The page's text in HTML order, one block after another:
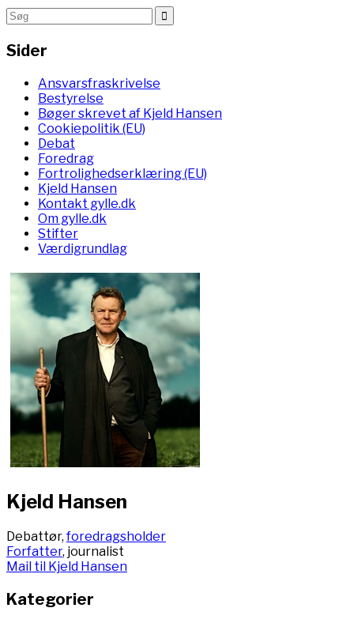
Sider
Ansvarsfraskrivelse
Bestyrelse
Bøger skrevet af Kjeld Hansen
Cookiepolitik (EU)
Debat
Foredrag
Fortrolighedserklæring (EU)
Kjeld Hansen
Kontakt gylle.dk
Om gylle.dk
Stifter
Værdigrundlag
Kjeld Hansen
Debattør,foredragsholder
Forfatter, journalist
Mail til Kjeld Hansen
Kategorier